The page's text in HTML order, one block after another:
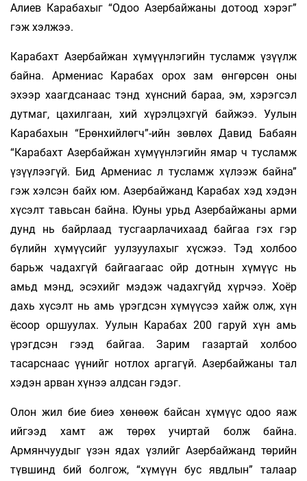
Алиев Карабахыг “Одоо Азербайжаны дотоод хэрэг”
гэж хэлжээ.
Карабахт Азербайжан хүмүүнлэгийн тусламж үзүүлж
байна. Армениас Карабах орох зам өнгөрсөн оны
эхээр хаагдсанаас тэнд хүнсний бараа, эм, хэрэгсэл
дутмаг, цахилгаан, хий хүрэлцэхгүй байжээ. Уулын
Карабахын “Ерөнхийлөгч”-ийн зөвлөх Давид Бабаян
“Карабахт Азербайжан хүмүүнлэгийн ямар ч тусламж
үзүүлээгүй. Бид Армениас л тусламж хүлээж байна”
гэж хэлсэн байх юм. Азербайжанд Карабах хэд хэдэн
хүсэлт тавьсан байна. Юуны урьд Азербайжаны арми
дунд нь байрлаад тусгаарлачихаад байгаа гэх гэр
бүлийн хүмүүсийг уулзуулахыг хүсжээ. Тэд холбоо
барьж чадахгүй байгаагаас ойр дотнын хүмүүс нь
амьд мэнд, эсэхийг мэдэж чадахгүйд хүрчээ. Хоёр
дахь хүсэлт нь амь үрэгдсэн хүмүүсээ хайж олж, хүн
ёсоор оршуулах. Уулын Карабах 200 гаруй хүн амь
үрэгдсэн гээд байгаа. Зарим газартай холбоо
тасарснаас үүнийг нотлох аргагүй. Азербайжаны тал
хэдэн арван хүнээ алдсан гэдэг.
Олон жил бие биеэ хөнөөж байсан хүмүүс одоо яаж
ийгээд хамт аж төрөх учиртай болж байна.
Армянчуудыг үзэн ядах үзлийг Азербайжанд төрийн
түвшинд бий болгож, “хүмүүн бус явдлын” талаар